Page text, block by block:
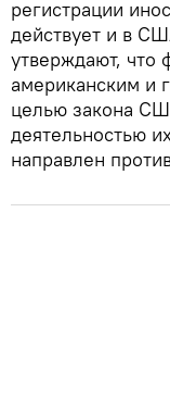
регистрации
действует и в
утверждают, что
американским и
целью закона
деятельностью
направлен